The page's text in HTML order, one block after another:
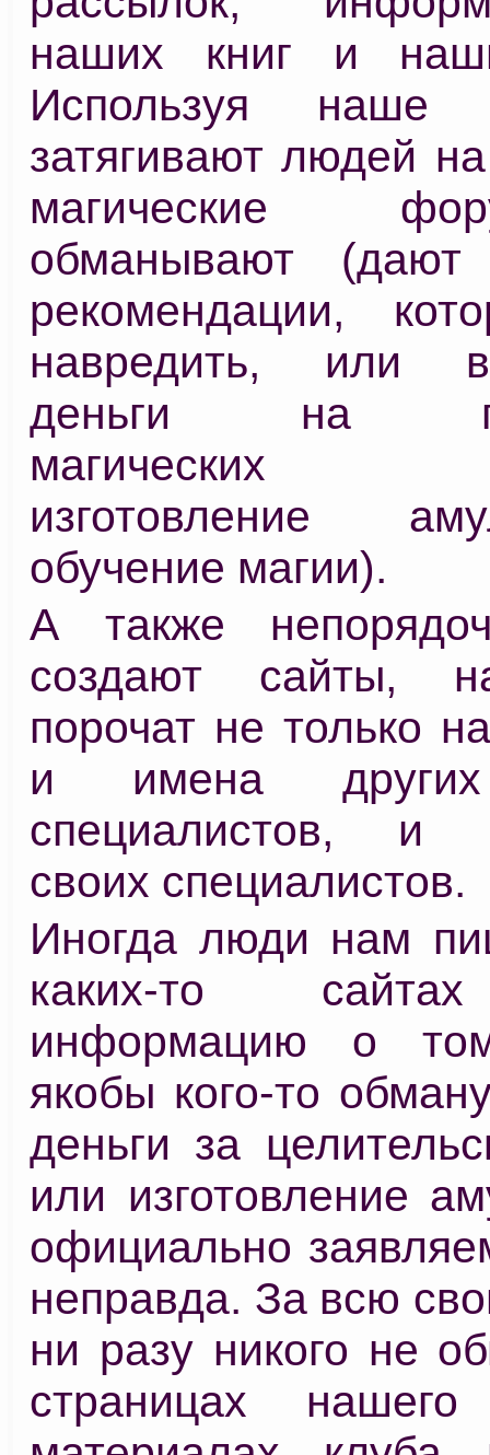
наших книг и
Используя
затягивают людей
магические
обманывают
рекомендации,
навредить, или
деньги на
магических
изготовление
обучение магии).
А также
создают сайты,
порочат не только
и имена
специалистов, и
своих специалистов.
Иногда люди нам
каких-то
информацию о
якобы кого-то
деньги за
или изготовление
официально
неправда. За всю
ни разу никого не
страницах